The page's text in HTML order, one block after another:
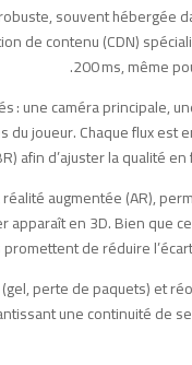
souvent hébergée
de contenu (CDN)
200 ms, même
: une caméra principale,
joueur. Chaque flux est
afin d’ajuster la qualité
augmentée (AR),
en 3D. Bien que
de réduire
perte de paquets) et
une continuité de